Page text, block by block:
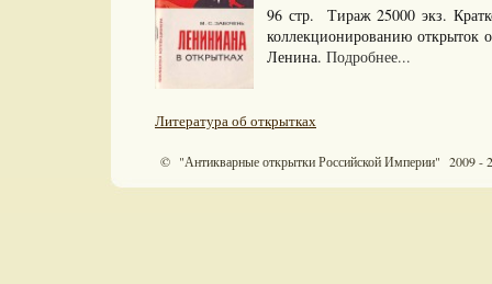
96 стр. Тираж 25000 экз.
коллекционированию
Ленина. Подробнее...
Литература об открытках
© "Антикварные открытки Российской Империи" 2009 -